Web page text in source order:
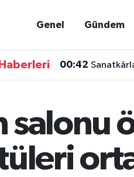
Genel Gündem
00:42
salonu